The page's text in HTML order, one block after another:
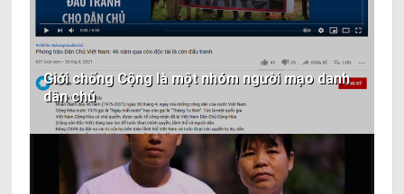
Giới chống Cộng là một nhóm người mạo danh
dân chủ